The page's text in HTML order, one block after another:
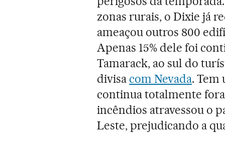
zonas rurais, o Dixie já
ameaçou outros 800
Apenas 15% dele foi
Tamarack, ao sul do
divisa com Nevada. Tem
continua totalmente
incêndios atravessou o
Leste, prejudicando a